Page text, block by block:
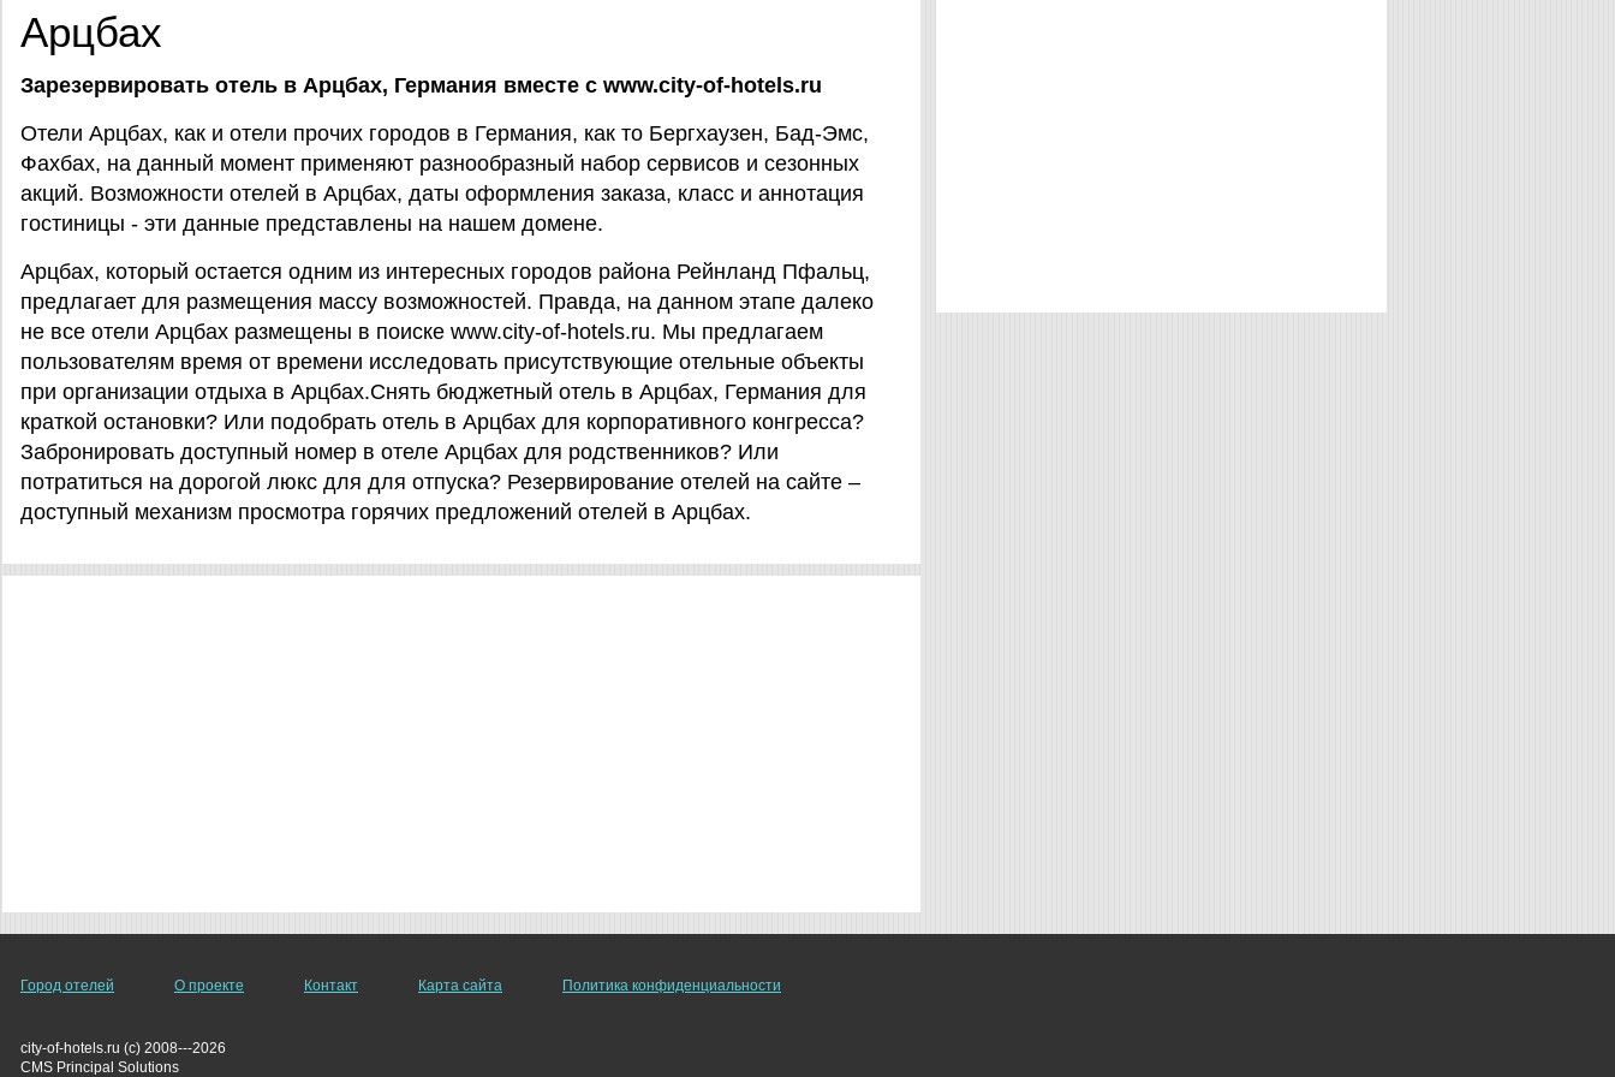
Арцбах
Зарезервировать отель в Арцбах, Германия вместе с www.city-of-hotels.ru
Отели Арцбах, как и отели прочих городов в Германия, как то Бергхаузен, Бад-Эмс,
Фахбах, на данный момент применяют разнообразный набор сервисов и сезонных
акций. Возможности отелей в Арцбах, даты оформления заказа, класс и аннотация
гостиницы - эти данные представлены на нашем домене.
Арцбах, который остается одним из интересных городов района Рейнланд Пфальц,
предлагает для размещения массу возможностей. Правда, на данном этапе далеко
не все отели Арцбах размещены в поиске www.city-of-hotels.ru. Мы предлагаем
пользователям время от времени исследовать присутствующие отельные объекты
при организации отдыха в Арцбах.Снять бюджетный отель в Арцбах, Германия для
краткой остановки? Или подобрать отель в Арцбах для корпоративного конгресса?
Забронировать доступный номер в отеле Арцбах для родственников? Или
потратиться на дорогой люкс для для отпуска? Резервирование отелей на сайте –
доступный механизм просмотра горячих предложений отелей в Арцбах.
Город отелей О проекте Контакт Карта сайта Политика конфиденциальности
city-of-hotels.ru (c) 2008---2026
СMS Principal Solutions